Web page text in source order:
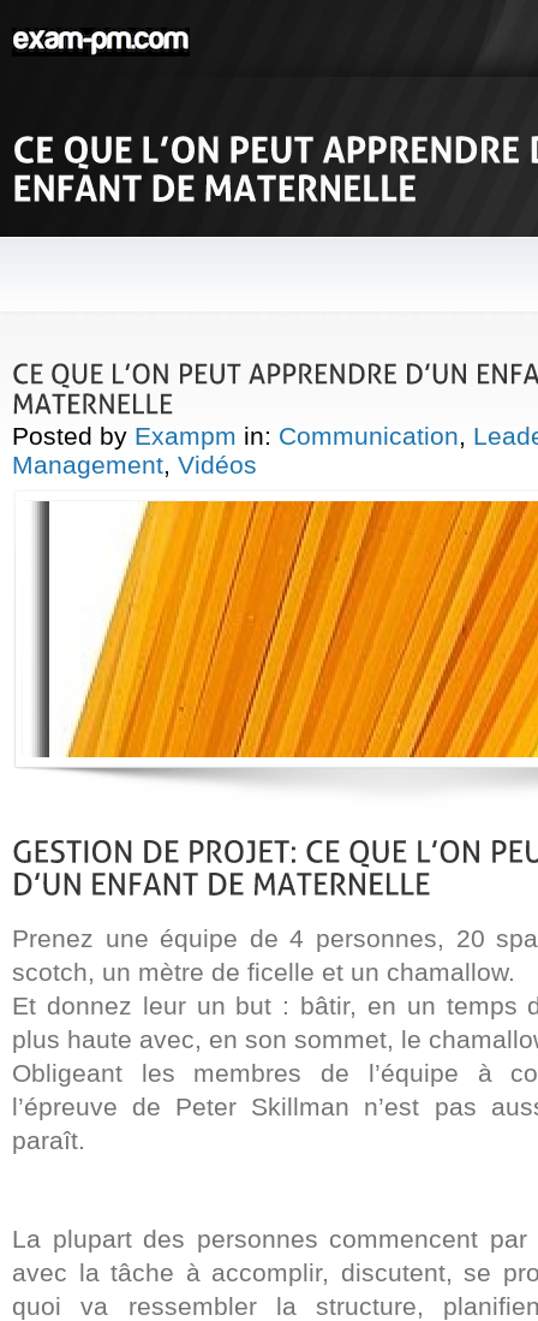
Posted by Exampm in: Communication,
Management, Vidéos
Prenez une équipe de 4 personnes, 20
scotch, un mètre de ficelle et un chamallow.
Et donnez leur un but : bâtir, en un temps
plus haute avec, en son sommet, le
Obligeant les membres de l’équipe à
l’épreuve de Peter Skillman n’est pas
paraît.
La plupart des personnes commencent
avec la tâche à accomplir, discutent, se
quoi va ressembler la structure,